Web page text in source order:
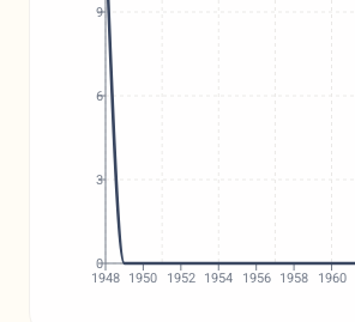
1948 1950 1952 1954 1956 1958 1960
0
3
6
9